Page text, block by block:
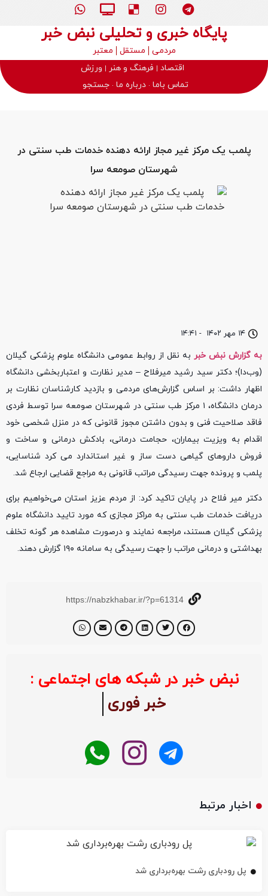
پایگاه خبری و تحلیلی نبض خبر
مردمی مستقل
معتبر
اقتصاد
فرهنگ و هنر
ورزش
تماس باما درباره ما جستجو
۱۴ مهر ۱۴۰۲ - ۱۴:۴۱
پلمب یک مرکز غیر مجاز ارائه دهنده خدمات طب سنتی در
شهرستان صومعه سرا
به گزارش نبض خبر به نقل از روابط عمومی دانشگاه علوم پزشکی گیلان
(وب‌دا)؛ دکتر سید رشید میرفلاح – مدیر نظارت و اعتباربخشی دانشگاه
اظهار داشت: بر اساس گزارش‌های مردمی و بازدید کارشناسان نظارت بر
درمان دانشگاه، ۱ مرکز طب سنتی در شهرستان صومعه سرا توسط فردی
فاقد صلاحیت فنی و بدون داشتن مجوز قانونی که در منزل شخصی خود
اقدام به ویزیت بیماران، حجامت درمانی، بادکش درمانی و ساخت و
فروش داروهای گیاهی دست ساز و غیر استاندارد می کرد شناسایی،
پلمب و پرونده جهت رسیدگی مراتب قانونی به مراجع قضایی ارجاع شد.
دکتر میر فلاح در پایان تاکید کرد: از مردم عزیز استان می‌خواهیم برای
دریافت خدمات طب سنتی به مراکز مجازی که مورد تایید دانشگاه علوم
پزشکی گیلان هستند، مراجعه نمایند و درصورت مشاهده هر گونه تخلف
بهداشتی و درمانی مراتب را جهت رسیدگی به سامانه ۱۹۰ گزارش دهند.
https://nabzkhabar.ir/?p=61314
نبض خبر در شبکه های اجتماعی :
خبر فوری
اخبار مرتبط
پل رودباری رشت بهره‌برداری شد